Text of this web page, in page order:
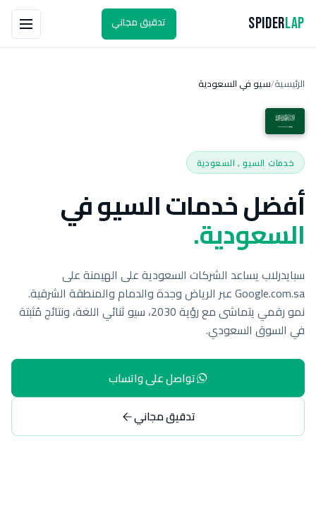
SpiderLap تدقيق مجاني
الرئيسية/سيو في السعودية
خدمات السيو , السعودية
أفضل خدمات السيو في
السعودية.
سبايدرلاب يساعد الشركات السعودية على الهيمنة على
Google.com.sa عبر الرياض وجدة والدمام والمنطقة الشرقية.
نمو رقمي يتماشى مع رؤية 2030، سيو ثنائي اللغة، ونتائج مُثبتة
في السوق السعودي.
تواصل على واتساب
تدقيق مجاني